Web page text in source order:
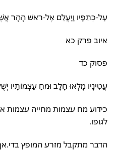
עַל-כְּתֵפָיו וַיַּעֲלֵם אֶל-ראשׁ הָהָר
איוב פרק כא
פסוק כד
עֲטִינָיו מָלְאוּ חָלָב וּמחַ עַצְמוֹתָיו
כידוע מח עצמות מחייה עצמות
לגופו.
הדבר מתקבל מזרע המופץ